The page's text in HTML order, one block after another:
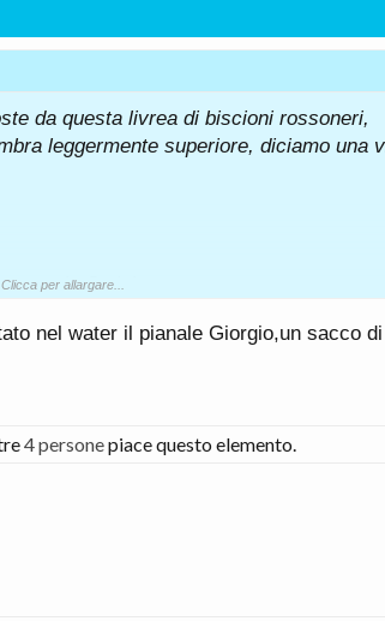
da questa livrea di biscioni rossoneri,
leggermente superiore, diciamo una
attuale Stelvio.
BEV STLA Large che
la massima flessibilità per
di veicoli
Clicca per allargare...
nel water il pianale Giorgio,un sacco
4 personepiace questo elemento.